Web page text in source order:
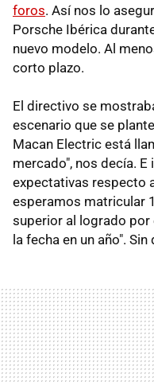
foros. Así nos lo
Porsche Ibérica
nuevo modelo. Al
corto plazo.
El directivo se
escenario que se
Macan Electric está
mercado", nos decía. E
expectativas respecto
esperamos matricular
superior al logrado
la fecha en un año".